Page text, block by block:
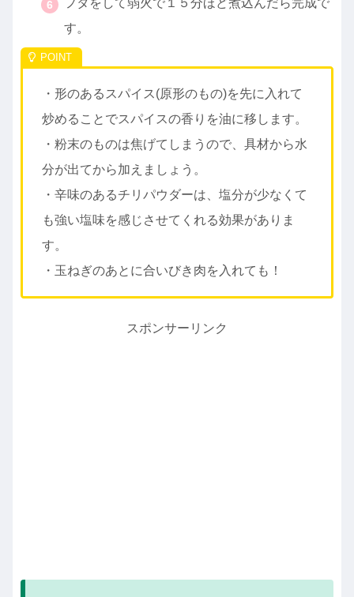
す。
・形のあるスパイス(原形のもの)を先に入れて
炒めることでスパイスの香りを油に移します。
・粉末のものは焦げてしまうので、具材から水
分が出てから加えましょう。
・辛味のあるチリパウダーは、塩分が少なくて
も強い塩味を感じさせてくれる効果がありま
す。
・玉ねぎのあとに合いびき肉を入れても！
スポンサーリンク